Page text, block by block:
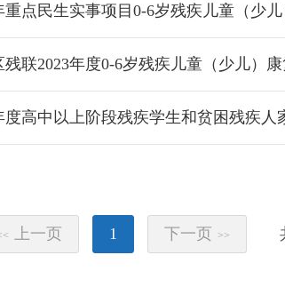
残联2023年度0-6岁残疾儿童（少儿）
上一页 1 下一页 >>